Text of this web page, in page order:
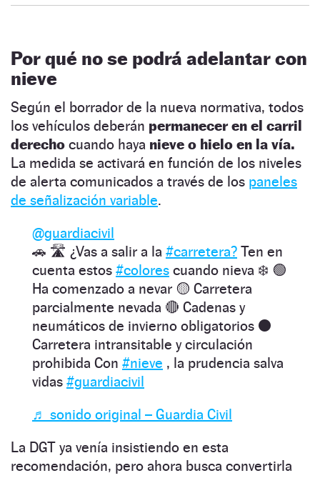
Por qué no se podrá adelantar con
nieve
Según el borrador de la nueva normativa, todos
los vehículos deberán permanecer en el carril
derecho cuando haya nieve o hielo en la vía.
La medida se activará en función de los niveles
de alerta comunicados a través de los paneles
de señalización variable.
@guardiacivil
🚗 🛣️ ¿Vas a salir a la #carretera? Ten en
cuenta estos #colores cuando nieva ❄️ 🟢
Ha comenzado a nevar 🟡 Carretera
parcialmente nevada 🔴 Cadenas y
neumáticos de invierno obligatorios ⚫️
Carretera intransitable y circulación
prohibida Con #nieve , la prudencia salva
vidas #guardiacivil
♬ sonido original – Guardia Civil
La DGT ya venía insistiendo en esta
recomendación, pero ahora busca convertirla